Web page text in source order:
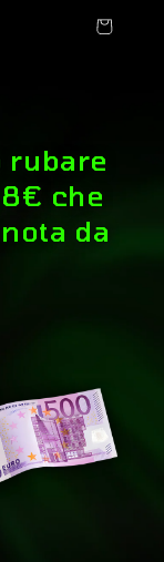
Carrello
rubare
che
da